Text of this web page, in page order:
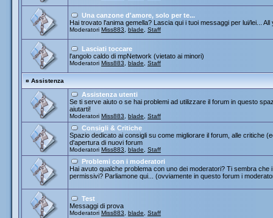
Una canzone d'amore, solo per te...
Hai trovato l'anima gemella? Lascia qui i tuoi messaggi per lui/lei...
Moderatori Miss883 blade Staff
Lasciati toccare
l'angolo caldo di mpNetwork (vietato ai minori)
Moderatori Miss883 blade Staff
¤ Assistenza
Assistenza utenti
Se ti serve aiuto o se hai problemi ad utilizzare il forum in questo
aiutarti!
Moderatori Miss883 blade Staff
Consigli & Critiche
Spazio dedicato ai consigli su come migliorare il forum, alle critiche
d'apertura di nuovi forum
Moderatori Miss883 blade Staff
Problemi con i moderatori
Hai avuto qualche problema con uno dei moderatori? Ti sembra
permissivi? Parliamone qui... (ovviamente in questo forum i
Test
Messaggi di prova
Moderatori Miss883 blade Staff